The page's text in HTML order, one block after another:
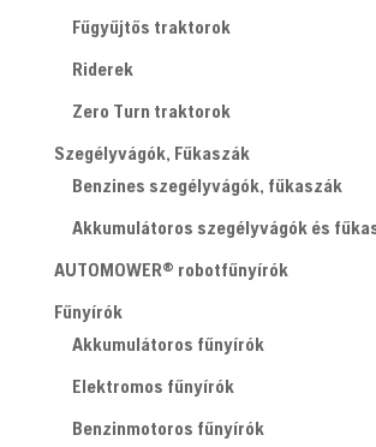
Fűgyűjtős traktorok
Riderek
Zero Turn traktorok
Szegélyvágók, Fűkaszák
Benzines szegélyvágók, fűkaszák
Akkumulátoros szegélyvágók és
AUTOMOWER® robotfűnyírók
Fűnyírók
Akkumulátoros fűnyírók
Elektromos fűnyírók
Benzinmotoros fűnyírók